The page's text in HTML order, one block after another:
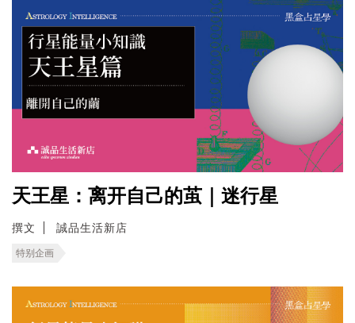
天王星：离开自己的茧｜迷行星
撰文 誠品生活新店
特别企画